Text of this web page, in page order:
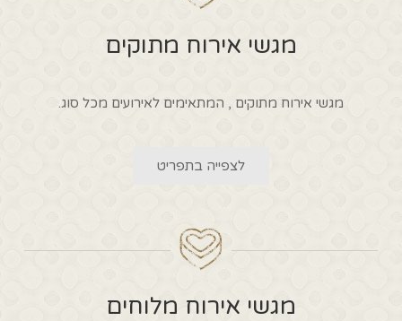
מגשי אירוח מתוקים
מגשי אירוח מתוקים , המתאימים לאירועים מכל סוג.
לצפייה בתפריט
מגשי אירוח מלוחים